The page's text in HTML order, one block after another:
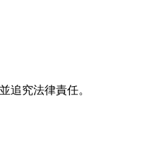
追究法律責任。